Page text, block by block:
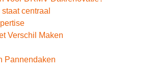
centraal
Verschil Maken
Pannendaken